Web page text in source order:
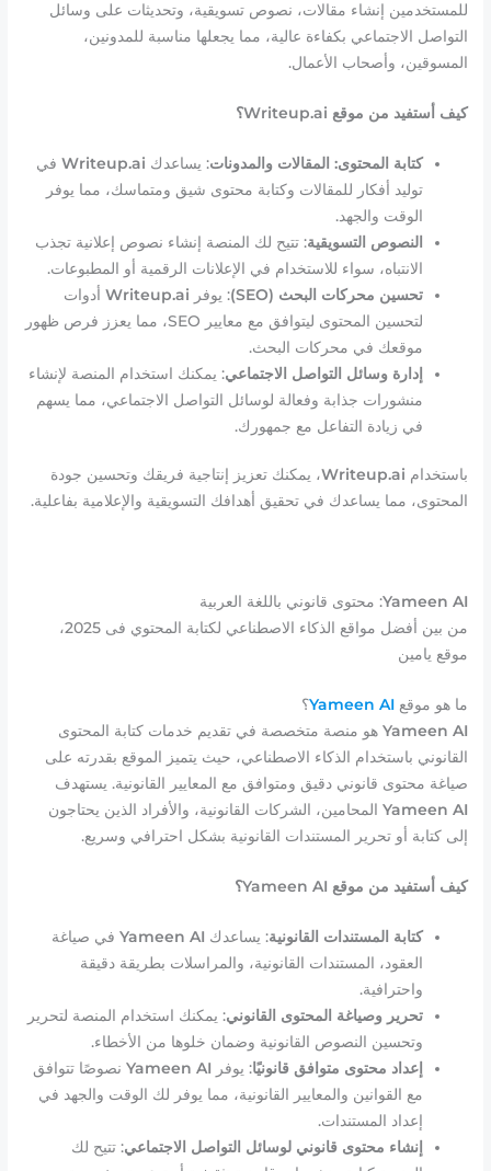
للمستخدمين إنشاء مقالات، نصوص تسويقية، وتحديثات على وسائل
التواصل الاجتماعي بكفاءة عالية، مما يجعلها مناسبة للمدونين،
المسوقين، وأصحاب الأعمال.
كيف أستفيد من موقع Writeup.ai؟
كتابة المحتوى: المقالات والمدونات: يساعدك Writeup.ai في
توليد أفكار للمقالات وكتابة محتوى شيق ومتماسك، مما يوفر
الوقت والجهد.
النصوص التسويقية: تتيح لك المنصة إنشاء نصوص إعلانية تجذب
الانتباه، سواء للاستخدام في الإعلانات الرقمية أو المطبوعات.
تحسين محركات البحث (SEO)
: يوفر Writeup.ai أدوات
لتحسين المحتوى ليتوافق مع معايير SEO، مما يعزز فرص ظهور
موقعك في محركات البحث.
إدارة وسائل التواصل الاجتماعي: يمكنك استخدام المنصة لإنشاء
منشورات جذابة وفعالة لوسائل التواصل الاجتماعي، مما يسهم
في زيادة التفاعل مع جمهورك.
باستخدام Writeup.ai، يمكنك تعزيز إنتاجية فريقك وتحسين جودة
المحتوى، مما يساعدك في تحقيق أهدافك التسويقية والإعلامية بفاعلية.
Yameen AI: محتوى قانوني باللغة العربية
من بين أفضل مواقع الذكاء الاصطناعي لكتابة المحتوي فى 2025،
موقع يامين
ما هو موقع Yameen AI؟
Yameen AI هو منصة متخصصة في تقديم خدمات كتابة المحتوى
القانوني باستخدام الذكاء الاصطناعي، حيث يتميز الموقع بقدرته على
صياغة محتوى قانوني دقيق ومتوافق مع المعايير القانونية. يستهدف
Yameen AI المحامين، الشركات القانونية، والأفراد الذين يحتاجون
إلى كتابة أو تحرير المستندات القانونية بشكل احترافي وسريع.
كيف أستفيد من موقع Yameen AI؟
كتابة المستندات القانونية: يساعدك Yameen AI في صياغة
العقود، المستندات القانونية، والمراسلات بطريقة دقيقة
واحترافية.
تحرير وصياغة المحتوى القانوني: يمكنك استخدام المنصة لتحرير
وتحسين النصوص القانونية وضمان خلوها من الأخطاء.
إعداد محتوى متوافق قانونيًا: يوفر Yameen AI نصوصًا تتوافق
مع القوانين والمعايير القانونية، مما يوفر لك الوقت والجهد في
إعداد المستندات.
إنشاء محتوى قانوني لوسائل التواصل الاجتماعي: تتيح لك